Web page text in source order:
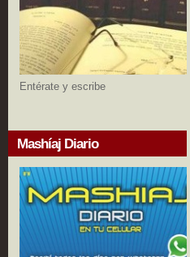
Entérate y escribe
Mashíaj Diario